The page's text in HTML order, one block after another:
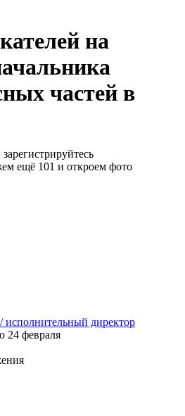
на
частей в
ещё 101 и откроем фото
исполнительный директор
24 февраля